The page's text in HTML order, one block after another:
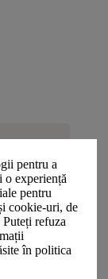
pentru a
o experiență
pentru
cookie-uri, de
refuza
în politica